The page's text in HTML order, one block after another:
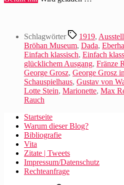
Schlagwörter 1919,
Bröhan Museum, Dada,
Einfach klassisch, Einfach
glücklichem Ausgang, Fränze
George Grosz, George Grosz
Schauspielhaus, Gustav von
Lotte Stein, Marionette, Max
Rauch
Startseite
Warum dieser Blog?
Bibliografie
Vita
Zitate | Tweets
Impressum/Datenschutz
Rechteanfrage